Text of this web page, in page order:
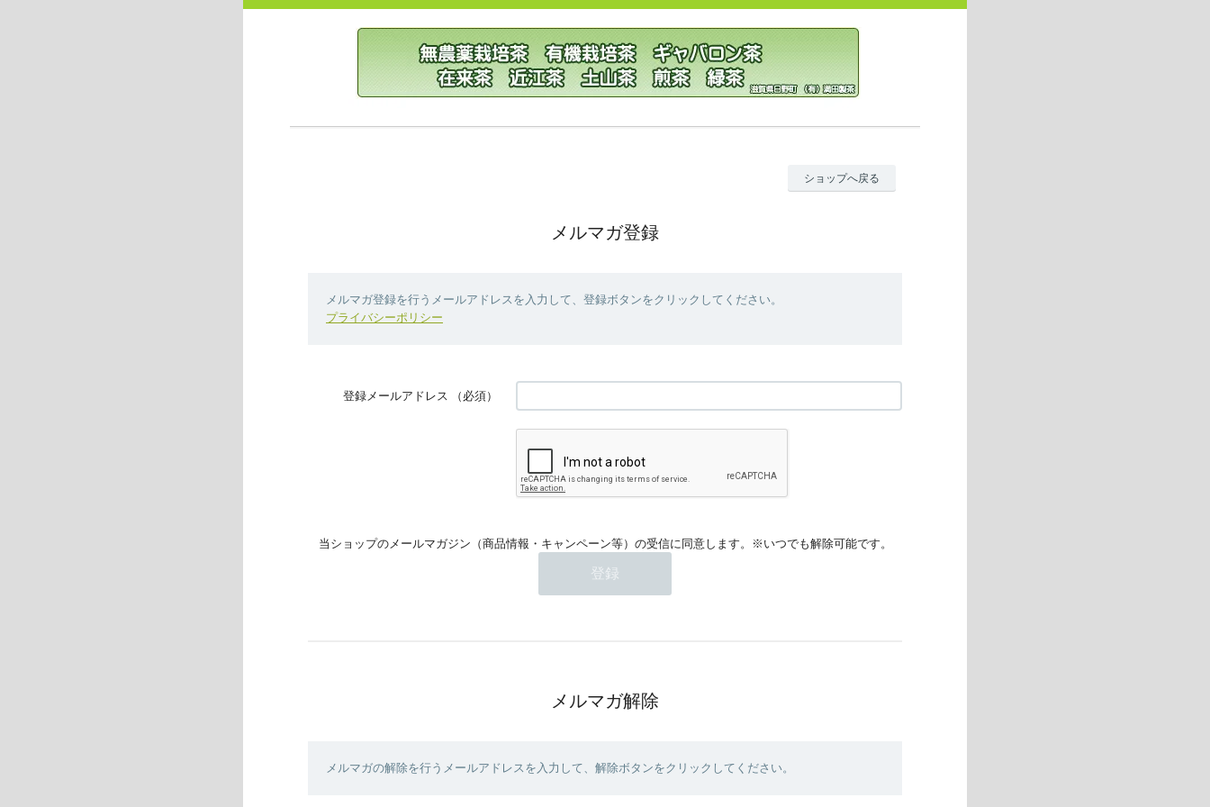
ショップへ戻る
メルマガ登録
メルマガ登録を行うメールアドレスを入力して、登録ボタンをクリックしてください。
プライバシーポリシー
登録メールアドレス （必須）
当ショップのメールマガジン（商品情報・キャンペーン等）の受信に同意します。※いつでも解除可能です。
メルマガ解除
メルマガの解除を行うメールアドレスを入力して、解除ボタンをクリックしてください。